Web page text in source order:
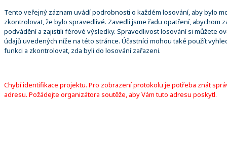
Tento veřejný záznam uvádí podrobnosti o každém losování, aby bylo
zkontrolovat, že bylo spravedlivé. Zavedli jsme řadu opatření, abychom
podvádění a zajistili férové výsledky. Spravedlivost losování si můžete
údajů uvedených níže na této stránce. Účastníci mohou také použít
funkci a zkontrolovat, zda byli do losování zařazeni.
Chybí identifikace projektu. Pro zobrazení protokolu je potřeba znát
adresu. Požádejte organizátora soutěže, aby Vám tuto adresu poskytl.